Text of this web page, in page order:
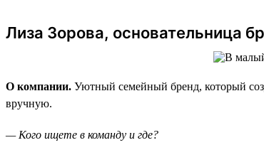
Лиза Зорова, основательница
О компании. Уютный семейный бренд, который
вручную.
— Кого ищете в команду и где?